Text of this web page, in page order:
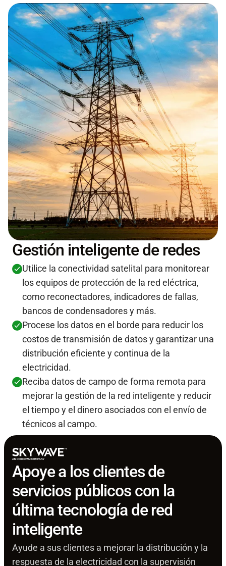
Gestión inteligente de redes
Utilice la conectividad satelital para monitorear
los equipos de protección de la red eléctrica,
como reconectadores, indicadores de fallas,
bancos de condensadores y más.
Procese los datos en el borde para reducir los
costos de transmisión de datos y garantizar una
distribución eficiente y continua de la
electricidad.
Reciba datos de campo de forma remota para
mejorar la gestión de la red inteligente y reducir
el tiempo y el dinero asociados con el envío de
técnicos al campo.
Apoye a los clientes de
servicios públicos con la
última tecnología de red
inteligente
Ayude a sus clientes a mejorar la distribución y la
respuesta de la electricidad con la supervisión